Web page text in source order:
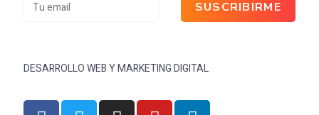
SUSCRIBIRME
DESARROLLO WEB Y MARKETING DIGITAL